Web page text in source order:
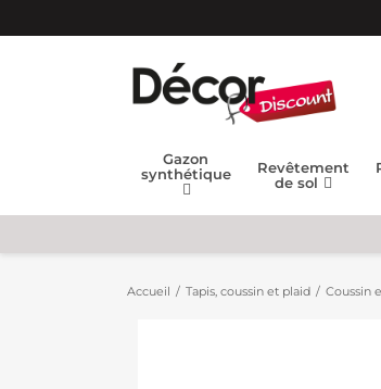
Gazon
synthétique
Revêtement
de sol
Accueil Tapis, coussin et plaid Coussin